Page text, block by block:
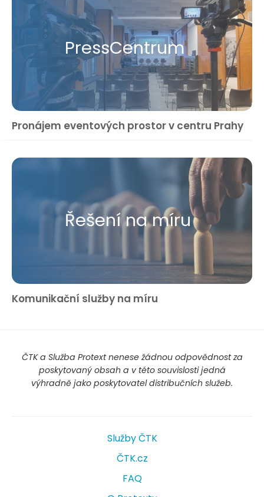
Press​Centrum
Pronájem eventových prostor v centru Prahy
Řešení na míru
Komunikační služby na míru
ČTK a Služba Protext nenese žádnou odpovědnost za
poskytovaný obsah a v této souvislosti jedná
výhradně jako poskytovatel distribučních služeb.
Služby ČTK
ČTK.cz
FAQ